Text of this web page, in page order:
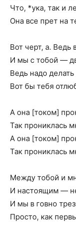
Что, *ука, так и
Она все прет на
Вот черт, а. Ведь
И мы с тобой —
Ведь надо
Вот бы тебя
А она [током]
Так прониклась
А она [током]
Так прониклась
Между тобой и
И настоящим —
И мы в говно
Просто, как